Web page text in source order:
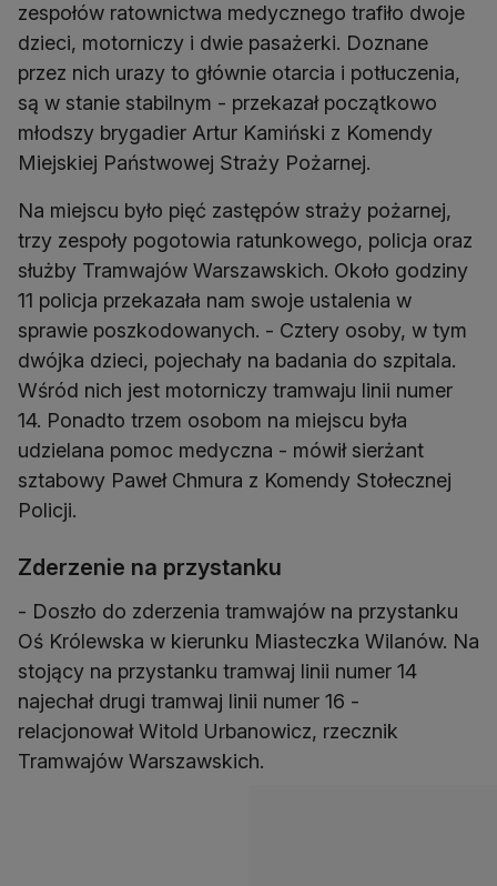
zespołów ratownictwa medycznego trafiło dwoje
dzieci, motorniczy i dwie pasażerki. Doznane
przez nich urazy to głównie otarcia i potłuczenia,
są w stanie stabilnym - przekazał początkowo
młodszy brygadier Artur Kamiński z Komendy
Miejskiej Państwowej Straży Pożarnej.
Na miejscu było pięć zastępów straży pożarnej,
trzy zespoły pogotowia ratunkowego, policja oraz
służby Tramwajów Warszawskich. Około godziny
11 policja przekazała nam swoje ustalenia w
sprawie poszkodowanych. - Cztery osoby, w tym
dwójka dzieci, pojechały na badania do szpitala.
Wśród nich jest motorniczy tramwaju linii numer
14. Ponadto trzem osobom na miejscu była
udzielana pomoc medyczna - mówił sierżant
sztabowy Paweł Chmura z Komendy Stołecznej
Policji.
Zderzenie na przystanku
- Doszło do zderzenia tramwajów na przystanku
Oś Królewska w kierunku Miasteczka Wilanów. Na
stojący na przystanku tramwaj linii numer 14
najechał drugi tramwaj linii numer 16 -
relacjonował Witold Urbanowicz, rzecznik
Tramwajów Warszawskich.